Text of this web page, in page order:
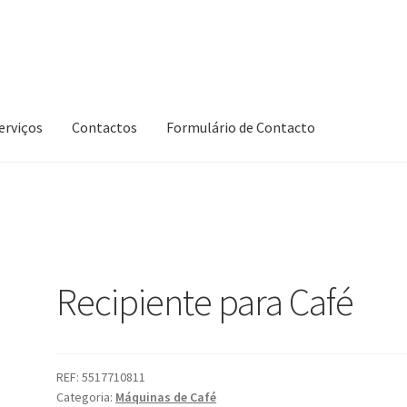
Contactos Formulário de Contacto
Recipiente para Café
REF:5517710811
Categoria: Máquinas de Café